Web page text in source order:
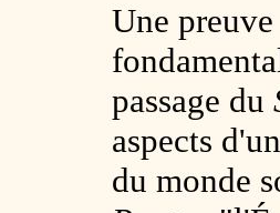
Une
passage du
aspects
du monde